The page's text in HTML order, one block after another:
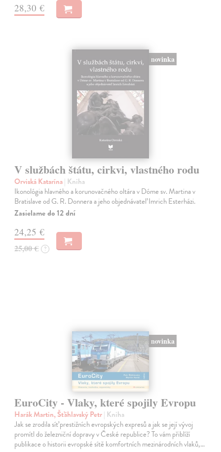
28,30 €
novinka
V službách štátu, cirkvi, vlastného rodu
Orviská Katarína| Kniha
Ikonológia hlavného a korunovačného oltára v Dóme sv. Martina v
Bratislave od G. R. Donnera a jeho objednávateľ Imrich Esterházi.
Zasielame do 12 dní
24,25 €
25,00 € ?
novinka
EuroCity - Vlaky, které spojily Evropu
Harák Martin, Šťáhlavský Petr| Kniha
Jak se zrodila síť prestižních evropských expresů a jak se její vývoj
promítl do železniční dopravy v České republice? To vám přiblíží
publikace o historii evropské sítě komfortních mezinárodních vlaků,…